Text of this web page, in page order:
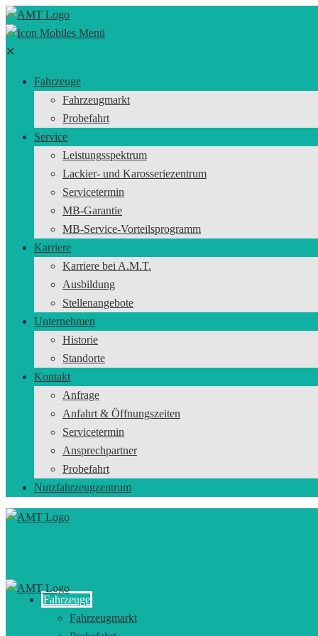
✕
Fahrzeuge
Fahrzeugmarkt
Probefahrt
Service
Leistungsspektrum
Lackier- und Karosseriezentrum
Servicetermin
MB-Garantie
MB-Service-Vorteilsprogramm
Karriere
Karriere bei A.M.T.
Ausbildung
Stellenangebote
Unternehmen
Historie
Standorte
Kontakt
Anfrage
Anfahrt & Öffnungszeiten
Servicetermin
Ansprechpartner
Probefahrt
Nutzfahrzeugzentrum
Fahrzeuge
Fahrzeugmarkt